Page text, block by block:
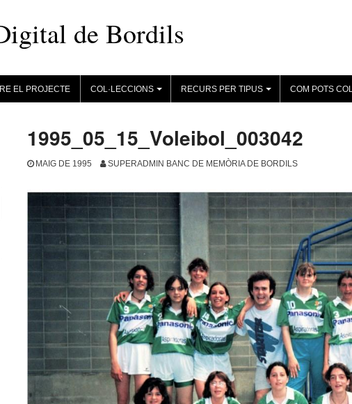
de Bordils
EL PROJECTE
+
COL·LECCIONS
+
RECURS PER TIPUS COM POTS
1995_05_15_Voleibol_003042
MAIG DE 1995 SUPERADMIN BANC DE MEMÒRIA DE BORDILS